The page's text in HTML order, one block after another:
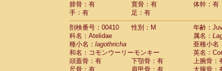
腓骨：有
寛骨：有
体幹：有
手：有
足：有
剖検番号：00410
性別：M
年齢：
科名：Atelidae
属名：
種小名： lagothricha
亜種小名
和名：コモンウーリーモンキー
英名：
頭蓋骨：有
下顎骨：有
上腕骨：
尺骨：有
肩甲骨：有
大腿骨：